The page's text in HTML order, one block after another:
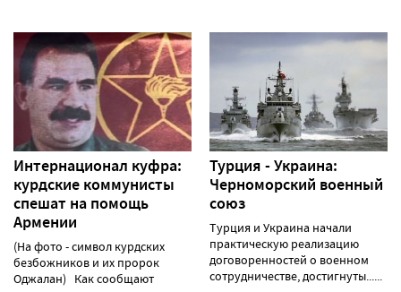
Интернационал куфра:
курдские коммунисты
спешат на помощь
Армении
(На фото - символ курдских
безбожников и их пророк
Оджалан) Как сообщают
Турция - Украина:
Черноморский военный
союз
Турция и Украина начали
практическую реализацию
договоренностей о военном
сотрудничестве, достигнуты......